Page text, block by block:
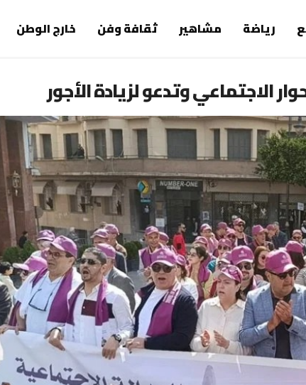
رياضة مشاهير ثقافة وفن خارج الوطن
الاجتماعي وتدعو لزيادة الأجور